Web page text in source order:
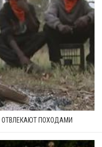
ОТВЛЕКАЮТ ПОХОДАМИ